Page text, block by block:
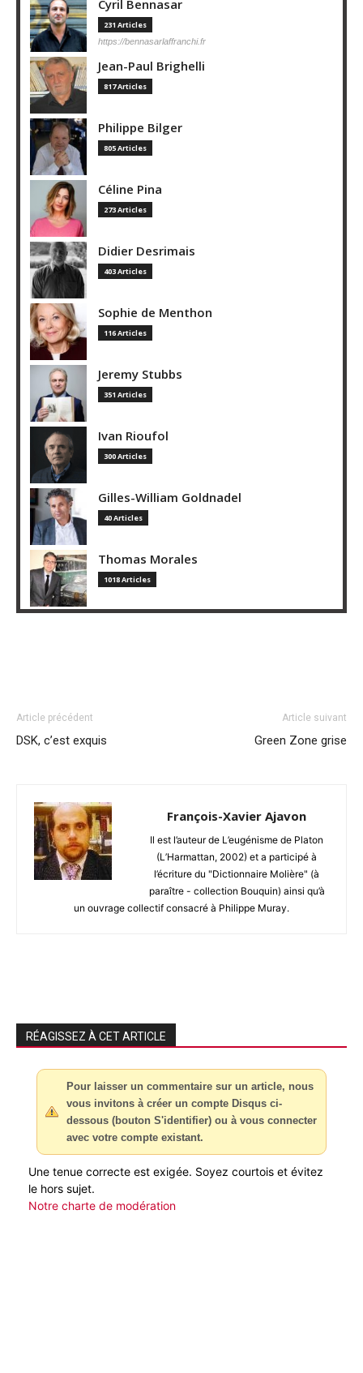
Cyril Bennasar
231 Articles
https://bennasarlaffranchi.fr
Jean-Paul Brighelli
817 Articles
Philippe Bilger
805 Articles
Céline Pina
273 Articles
Didier Desrimais
403 Articles
Sophie de Menthon
116 Articles
Jeremy Stubbs
351 Articles
Ivan Rioufol
300 Articles
Gilles-William Goldnadel
40 Articles
Thomas Morales
1018 Articles
Article précédent
DSK, c’est exquis
Article suivant
Green Zone grise
François-Xavier Ajavon
Il est l’auteur de L’eugénisme de Platon
(L’Harmattan, 2002) et a participé à
l’écriture du "Dictionnaire Molière" (à
paraître - collection Bouquin) ainsi qu’à
un ouvrage collectif consacré à Philippe Muray.
RÉAGISSEZ À CET ARTICLE
Pour laisser un commentaire sur un article, nous
vous invitons à créer un compte Disqus ci-
dessous (bouton S'identifier) ou à vous connecter
avec votre compte existant.
Une tenue correcte est exigée. Soyez courtois et évitez
le hors sujet.
Notre charte de modération